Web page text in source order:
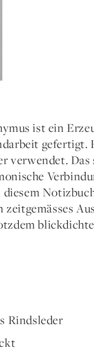
ist ein
gefertigt.
verwendet.
Rindsleder